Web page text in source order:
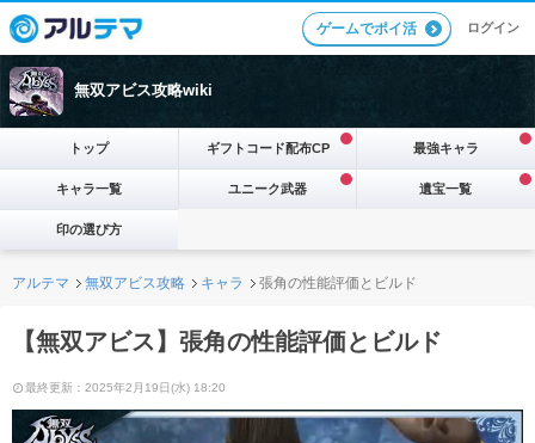
ゲームでポイ活 ログイン
無双アビス攻略wiki
トップ ギフトコード配布CP 最強キャラ
キャラ一覧 ユニーク武器 遺宝一覧
印の選び方
アルテマ 無双アビス攻略 キャラ 張角の性能評価とビルド
【無双アビス】張角の性能評価とビルド
最終更新：2025年2月19日(水) 18:20